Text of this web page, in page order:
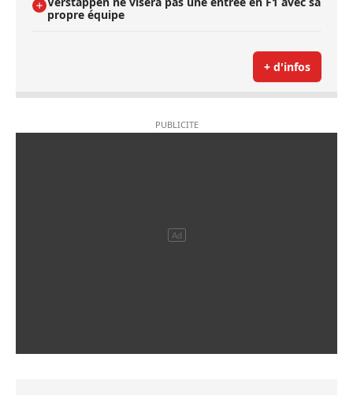
propre équipe
+ d'infos